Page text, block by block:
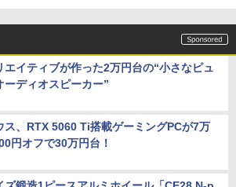
エイティブが作った2万円台の“小さなピュ
ーディオスピーカー”
ス、RTX 5060 Ti搭載ゲーミングPCが7万
円オフで30万円台！